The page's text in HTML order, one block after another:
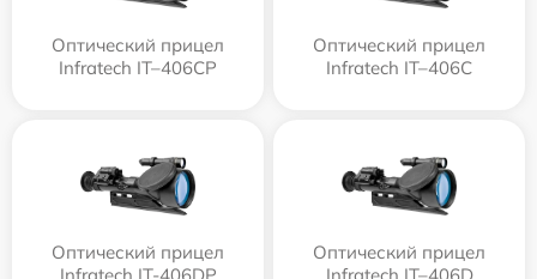
Оптический прицел
Infratech IT–406СP
Оптический прицел
Infratech IT–406С
Оптический прицел
Оптический прицел